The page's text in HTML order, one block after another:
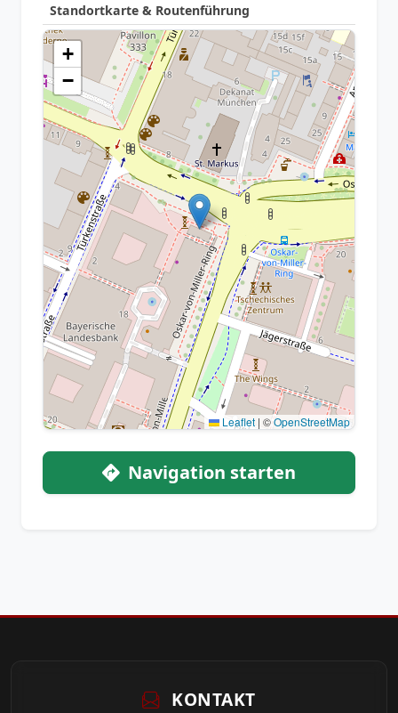
Standortkarte & Routenführung
+
−
Leaflet | ©OpenStreetMap
Navigation starten
KONTAKT